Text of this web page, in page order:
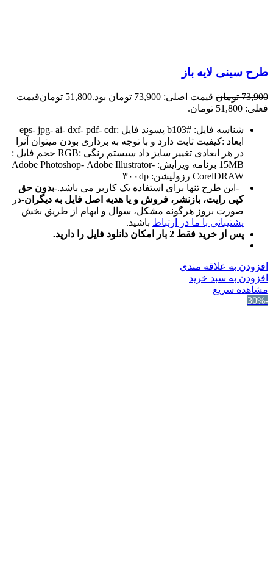
طرح سینی لایه باز
73,900 تومان قیمت اصلی: 73,900 تومان بود. 51,800 تومانقیمت
فعلی: 51,800 تومان.
شناسه فایل: #b103 پسوند فایل :eps- jpg- ai- dxf- pdf- cdr
ابعاد :کیفیت ثابت دارد و با توجه به برداری بودن میتوان آنرا
در هر ابعادی تغییر سایز داد سیستم رنگی :RGB حجم فایل :
15MB برنامه ویرایش: Adobe Photoshop- Adobe Illustrator-
CorelDRAW رزولیشن: ۳۰۰dp
-این طرح تنها برای استفاده یک کاربر می باشد.-بدون حق
کپی رایت، بازنشر، فروش و یا هدیه اصل فایل به دیگران-در
صورت بروز هرگونه مشکل، سوال و ابهام از طریق بخش
پشتیبانی با ما در ارتباط باشید.
پس از خرید فقط 2 بار امکان دانلود فایل را دارید.
افزودن به علاقه مندی
افزودن به سبد خرید
مشاهده سریع
-30%